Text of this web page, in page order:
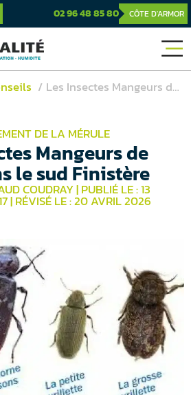
02 96 48 85 80 CÔTE D'ARMOR
Les Insectes Mangeurs de Bois Dans le sud Finistère
DE LA MÉRULE
Mangeurs de
le sud Finistère
COUDRAY|PUBLIÉ LE : 13
|RÉVISÉ LE : 20 AVRIL 2026